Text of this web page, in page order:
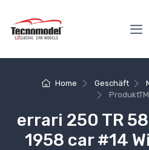
Home Geschäft
Produkt
errari 250 TR
1958 car #14